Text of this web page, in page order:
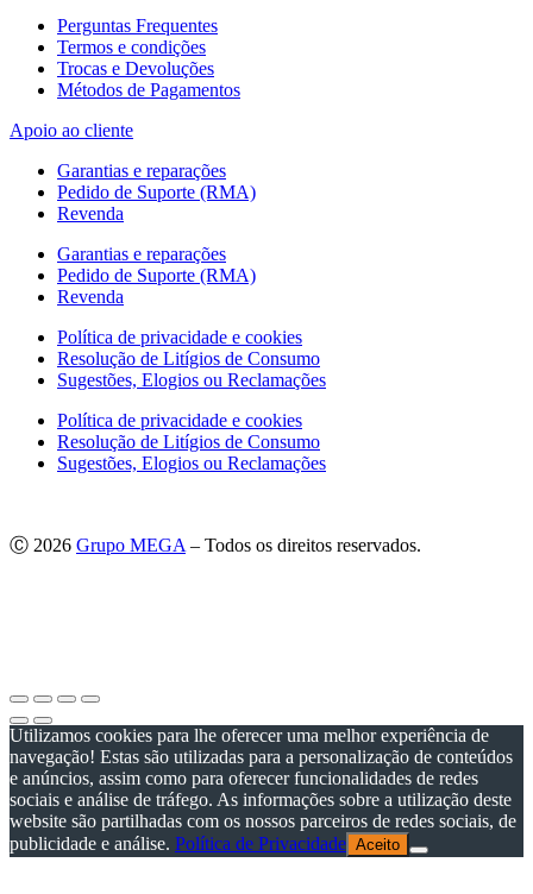
Perguntas Frequentes
Termos e condições
Trocas e Devoluções
Métodos de Pagamentos
Apoio ao cliente
Garantias e reparações
Pedido de Suporte (RMA)
Revenda
Garantias e reparações
Pedido de Suporte (RMA)
Revenda
Política de privacidade e cookies
Resolução de Litígios de Consumo
Sugestões, Elogios ou Reclamações
Política de privacidade e cookies
Resolução de Litígios de Consumo
Sugestões, Elogios ou Reclamações
Ⓒ 2026 Grupo MEGA – Todos os direitos reservados.
Utilizamos cookies para lhe oferecer uma melhor experiência de
navegação! Estas são utilizadas para a personalização de conteúdos
e anúncios, assim como para oferecer funcionalidades de redes
sociais e análise de tráfego. As informações sobre a utilização deste
website são partilhadas com os nossos parceiros de redes sociais, de
publicidade e análise. Política de Privacidade Aceito